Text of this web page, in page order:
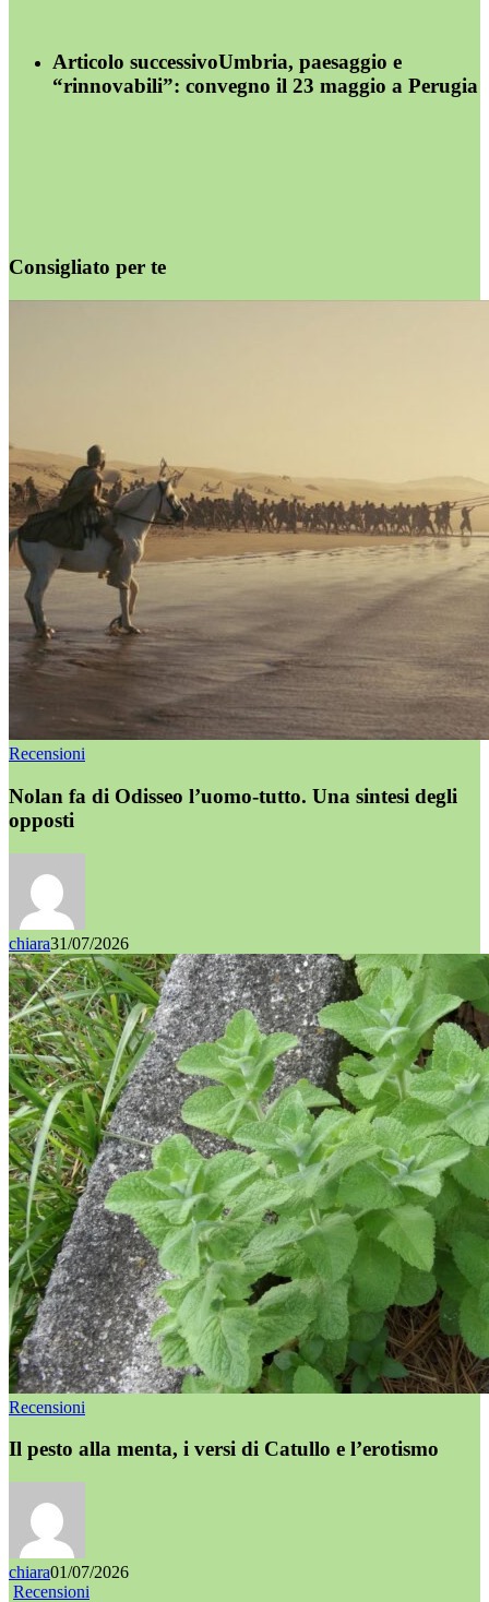
Articolo successivoUmbria, paesaggio e
“rinnovabili”: convegno il 23 maggio a Perugia
Consigliato per te
Recensioni
Nolan fa di Odisseo l’uomo-tutto. Una sintesi degli
opposti
chiara31/07/2026
Recensioni
Il pesto alla menta, i versi di Catullo e l’erotismo
chiara01/07/2026
Recensioni